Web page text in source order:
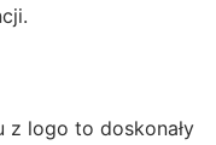
z logo to doskonały